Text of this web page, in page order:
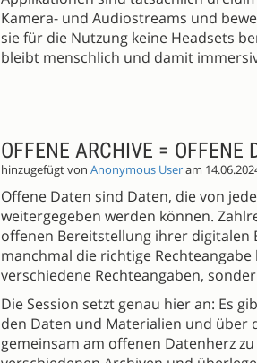
Kamera- und Audiostreams und
sie für die Nutzung keine Headsets
bleibt menschlich und damit
OFFENE ARCHIVE = OFFENE
hinzugefügt von Anonymous Useram
Offene Daten sind Daten, die von
weitergegeben werden können.
offenen Bereitstellung ihrer digitalen
manchmal die richtige
verschiedene Rechteangaben,
Die Session setzt genau hier an: Es
den Daten und Materialien und über
gemeinsam am offenen Datenherz